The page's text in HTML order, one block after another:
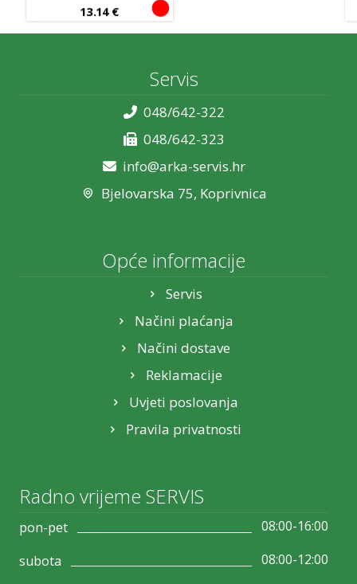
13.14 €
Servis
048/642-322
048/642-323
info@arka-servis.hr
Bjelovarska 75, Koprivnica
Opće informacije
Servis
Načini plaćanja
Načini dostave
Reklamacije
Uvjeti poslovanja
Pravila privatnosti
Radno vrijeme SERVIS
pon-pet
08:00-16:00
subota
08:00-12:00